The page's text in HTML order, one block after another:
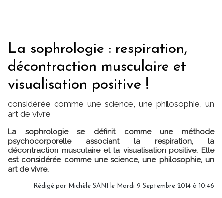
La sophrologie : respiration,
décontraction musculaire et
visualisation positive !
considérée comme une science, une philosophie, un
art de vivre
La sophrologie se définit comme une méthode
psychocorporelle associant la respiration, la
décontraction musculaire et la visualisation positive. Elle
est considérée comme une science, une philosophie, un
art de vivre.
Rédigé par Michèle SANI le Mardi 9 Septembre 2014 à 10:46